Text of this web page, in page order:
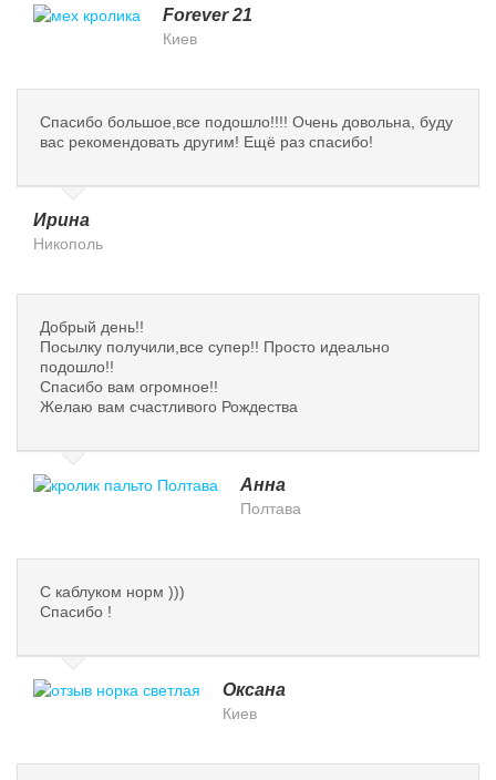
Forever 21
Киев
Спасибо большое,все подошло!!!! Очень довольна, буду
вас рекомендовать другим! Ещё раз спасибо!
Ирина
Никополь
Добрый день!!
Посылку получили,все супер!! Просто идеально
подошло!!
Спасибо вам огромное!!
Желаю вам счастливого Рождества
Анна
Полтава
С каблуком норм )))
Спасибо !
Оксана
Киев